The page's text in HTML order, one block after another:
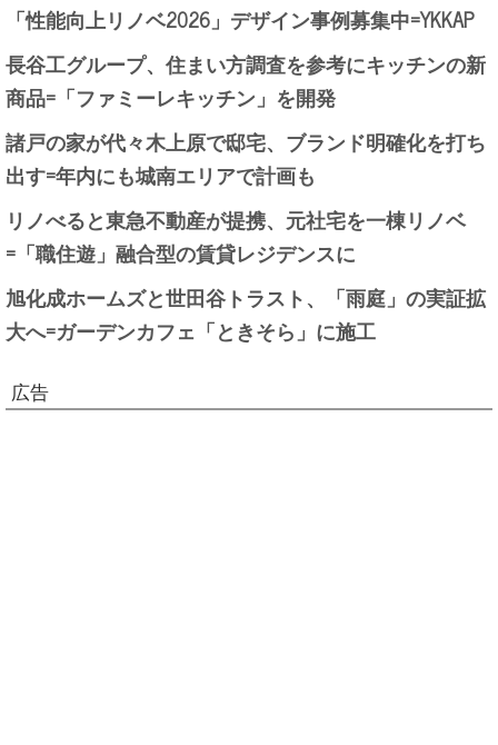
「性能向上リノベ2026」デザイン事例募集中=YKKAP
長谷工グループ、住まい方調査を参考にキッチンの新
商品=「ファミーレキッチン」を開発
諸戸の家が代々木上原で邸宅、ブランド明確化を打ち
出す=年内にも城南エリアで計画も
リノべると東急不動産が提携、元社宅を一棟リノベ
=「職住遊」融合型の賃貸レジデンスに
旭化成ホームズと世田谷トラスト、「雨庭」の実証拡
大へ=ガーデンカフェ「ときそら」に施工
広告